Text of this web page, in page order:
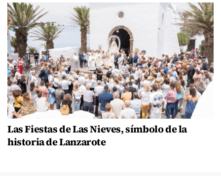
Las Fiestas de Las Nieves, símbolo de la
historia de Lanzarote